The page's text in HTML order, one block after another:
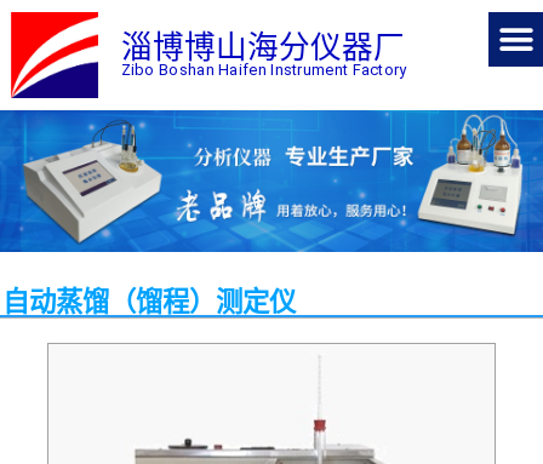
淄博博山海分仪器厂
Zibo Boshan Haifen Instrument Factory
自动蒸馏（馏程）测定仪